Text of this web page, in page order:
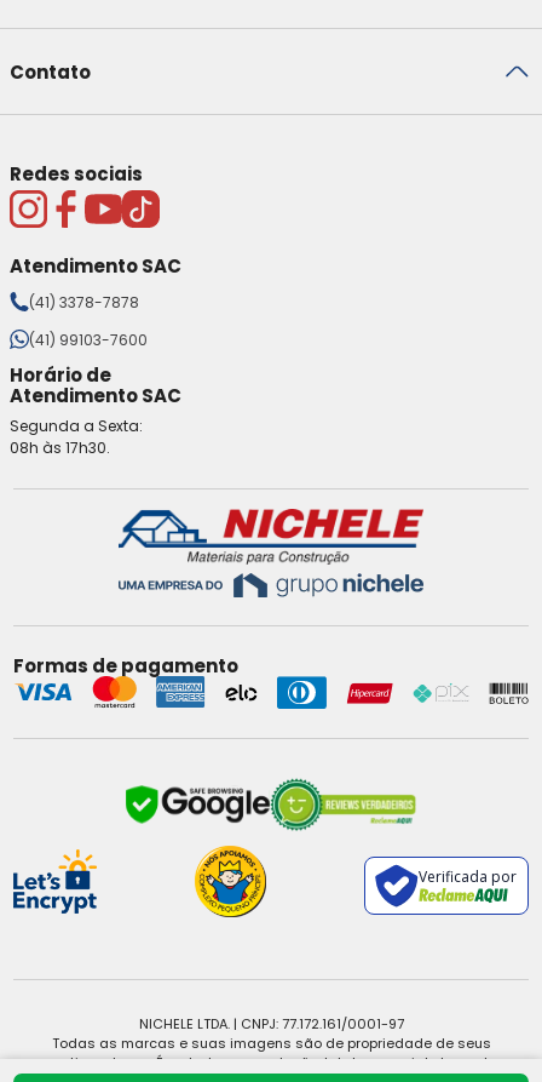
Contato
Redes sociais
Atendimento SAC
(41) 3378-7878
(41) 99103-7600
Horário de
Atendimento SAC
Segunda a Sexta:
08h às 17h30.
Formas de pagamento
Verificada por
NICHELE LTDA. | CNPJ: 77.172.161/0001-97
Todas as marcas e suas imagens são de propriedade de seus
respectivos donos. É vedada a reprodução, total ou parcial, de qualquer